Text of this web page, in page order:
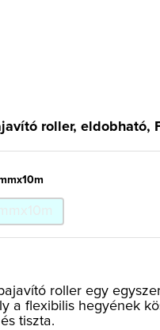
roller, eldobható,
roller egy
a flexibilis hegyének
tiszta.